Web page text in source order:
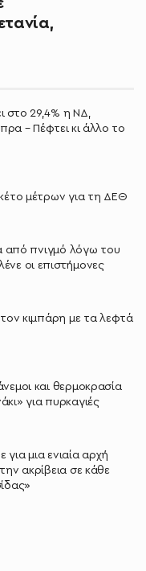
στο 29,4% η ΝΔ,
– Πέφτει κι άλλο το
μέτρων για τη ΔΕΘ
από πνιγμό λόγω του
οι επιστήμονες
κιμπάρη με τα λεφτά
και θερμοκρασία
για πυρκαγιές
μια ενιαία αρχή
ακρίβεια σε κάθε